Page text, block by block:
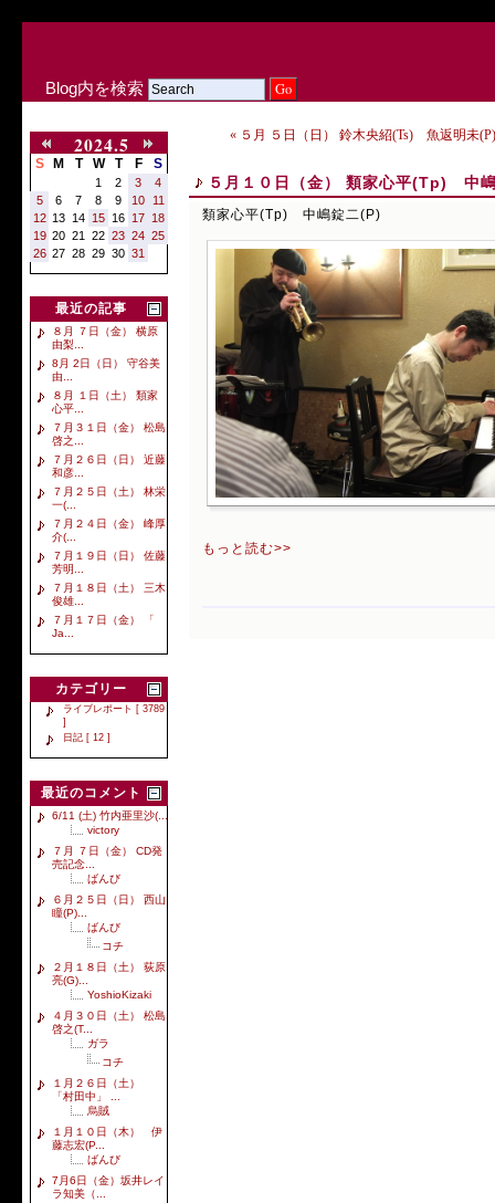
Blog内を検索
2024.5
S M T W T F S
1 2 3
4
5
6 7 8 9 10
11
12 13 14 15 16 17 18
19 20 21 22 23 24 25
26 27 28 29 30 31
最近の記事
８月 ７日（金） 横原
由梨...
8月 2日（日） 守谷美
由...
８月 １日（土） 類家
心平...
７月３１日（金） 松島
啓之...
７月２６日（日） 近藤
和彦...
７月２５日（土） 林栄
一(...
７月２４日（金） 峰厚
介(...
７月１９日（日） 佐藤
芳明...
７月１８日（土） 三木
俊雄...
７月１７日（金） 「
Ja...
カテゴリー
ライブレポート [ 3789
]
日記 [ 12 ]
最近のコメント
6/11 (土) 竹内亜里沙(...
victory
７月 ７日（金） CD発
売記念...
ばんび
６月２５日（日） 西山
瞳(P)...
ばんび
コチ
２月１８日（土） 荻原
亮(G)...
YoshioKizaki
４月３０日（土） 松島
啓之(T...
ガラ
コチ
１月２６日（土）
「村田中」 ...
烏賊
１月１０日（木） 伊
藤志宏(P...
ばんび
7月6日（金）坂井レイ
ラ知美（...
« ５月 ５日（日） 鈴木央紹(Ts) 魚返明未
５月１０日（金） 類家心平(Tp) 中
類家心平(Tp) 中嶋錠二(P)
もっと読む>>